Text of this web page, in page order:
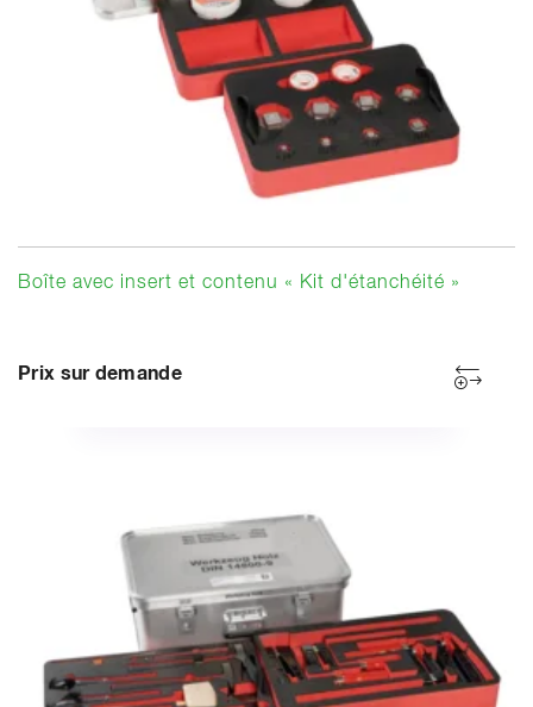
Boîte avec insert et contenu « Kit d'étanchéité »
Prix sur demande